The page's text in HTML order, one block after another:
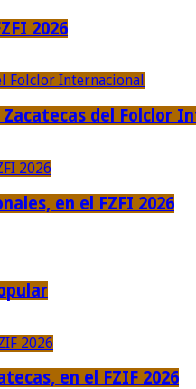
2026
del Folclor
en el FZFI 2026
en el FZIF 2026